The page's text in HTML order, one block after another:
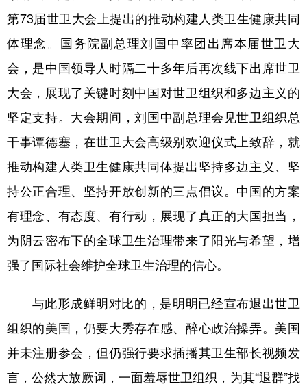
北京 天津 河北 山西
山东 河南 湖北 湖南
广东 广西 海南 重庆
四川 贵州 云南 西藏
陕西 甘肃 青海 宁夏
第73届世卫大会上提出的推动构建人类卫生健康共同
体理念。国务院副总理刘国中率团出席本届世卫大
会，是中国领导人时隔二十多年后再次线下出席世卫
大会，展现了关键时刻中国对世卫组织和多边主义的
坚定支持。大会期间，刘国中副总理会见世卫组织总
干事谭德塞，在世卫大会高级别欢迎仪式上致辞，就
推动构建人类卫生健康共同体提出坚持多边主义、坚
持公正合理、坚持开放创新的三点倡议。中国的方案
有理念、有态度、有行动，展现了真正的大国担当，
为阴云密布下的全球卫生治理带来了阳光与希望，增
强了国际社会维护全球卫生治理的信心。
与此形成鲜明对比的，是明明已经宣布退出世卫
组织的美国，仍要大秀存在感、醉心政治操弄。美国
并未注册参会，但仍强行要求插播其卫生部长视频发
言，公然大放厥词，一面羞辱世卫组织，为其“退群”找